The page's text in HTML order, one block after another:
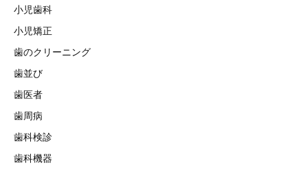
小児歯科
小児矯正
歯のクリーニング
歯並び
歯医者
歯周病
歯科検診
歯科機器